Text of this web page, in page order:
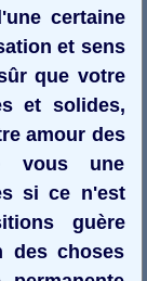
certaine
et sens
que votre
et solides,
amour des
vous une
si ce n'est
guère
des choses